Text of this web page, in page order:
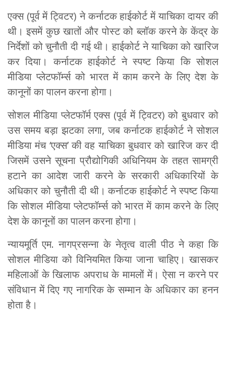
एक्स (पूर्व में ट्विटर) ने कर्नाटक हाईकोर्ट में याचिका दायर की
थी। इसमें कुछ खातों और पोस्ट को ब्लॉक करने के केंद्र के
निर्देशों को चुनौती दी गई थी। हाईकोर्ट ने याचिका को खारिज
कर दिया। कर्नाटक हाईकोर्ट ने स्पष्ट किया कि सोशल
मीडिया प्लेटफॉर्म्स को भारत में काम करने के लिए देश के
कानूनों का पालन करना होगा।
सोशल मीडिया प्लेटफॉर्म एक्स (पूर्व में ट्विटर) को बुधवार को
उस समय बड़ा झटका लगा, जब कर्नाटक हाईकोर्ट ने सोशल
मीडिया मंच ‘एक्स’ की वह याचिका बुधवार को खारिज कर दी
जिसमें उसने सूचना प्रौद्योगिकी अधिनियम के तहत सामग्री
हटाने का आदेश जारी करने के सरकारी अधिकारियों के
अधिकार को चुनौती दी थी। कर्नाटक हाईकोर्ट ने स्पष्ट किया
कि सोशल मीडिया प्लेटफॉर्म्स को भारत में काम करने के लिए
देश के कानूनों का पालन करना होगा।
न्यायमूर्ति एम. नागप्रसन्ना के नेतृत्व वाली पीठ ने कहा कि
सोशल मीडिया को विनियमित किया जाना चाहिए। खासकर
महिलाओं के खिलाफ अपराध के मामलों में। ऐसा न करने पर
संविधान में दिए गए नागरिक के सम्मान के अधिकार का हनन
होता है।